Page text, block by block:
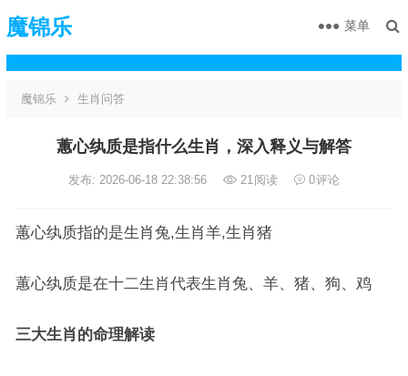
魔锦乐 菜单
魔锦乐 生肖问答
蕙心纨质是指什么生肖，深入释义与解答
发布: 2026-06-18 22:38:56 21阅读 0评论
蕙心纨质指的是生肖兔,生肖羊,生肖猪
蕙心纨质是在十二生肖代表生肖兔、羊、猪、狗、鸡
三大生肖的命理解读